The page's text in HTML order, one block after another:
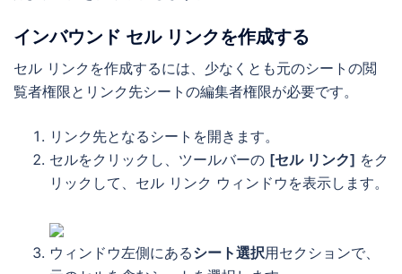
インバウンド セル リンクを作成する
セル リンクを作成するには、少なくとも元のシートの閲
覧者権限とリンク先シートの編集者権限が必要です。
リンク先となるシートを開きます。
セルをクリックし、ツールバーの [セル リンク] をク
リックして、セル リンク ウィンドウを表示します。
ウィンドウ左側にあるシート選択用セクションで、